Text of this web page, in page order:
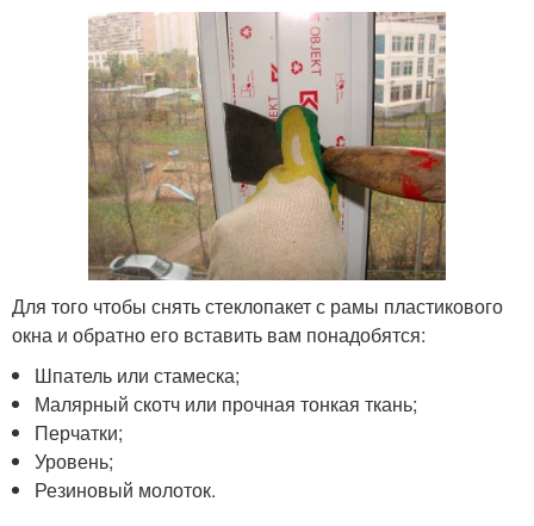
Для того чтобы снять стеклопакет с рамы пластикового
окна и обратно его вставить вам понадобятся:
Шпатель или стамеска;
Малярный скотч или прочная тонкая ткань;
Перчатки;
Уровень;
Резиновый молоток.